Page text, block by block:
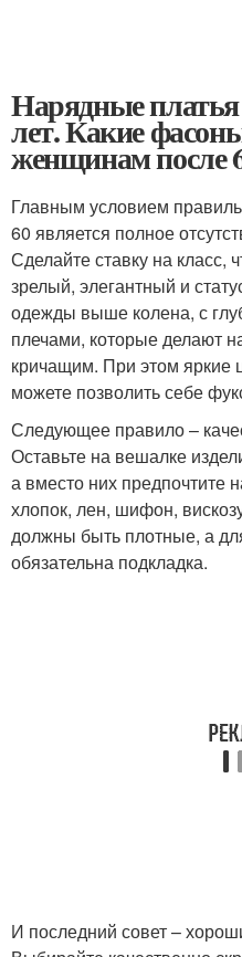
Нарядные
лет. Какие
женщинам после
Главным условием
60 является полное
Сделайте ставку на класс,
зрелый, элегантный и
одежды выше колена, с
плечами, которые делают
кричащим. При этом яркие
можете позволить себе
Следующее правило –
Оставьте на вешалке
а вместо них предпочтите
хлопок, лен, шифон,
должны быть плотные, а
обязательна подкладка.
И последний совет –